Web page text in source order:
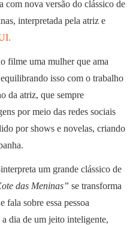
com nova versão do clássico de
interpretada pela atriz e
filme uma mulher que ama
isso com o trabalho
da atriz, que sempre
por meio das redes sociais
por shows e novelas, criando
um grande clássico de
das Meninas” se transforma
sobre essa pessoa
dia de um jeito inteligente,